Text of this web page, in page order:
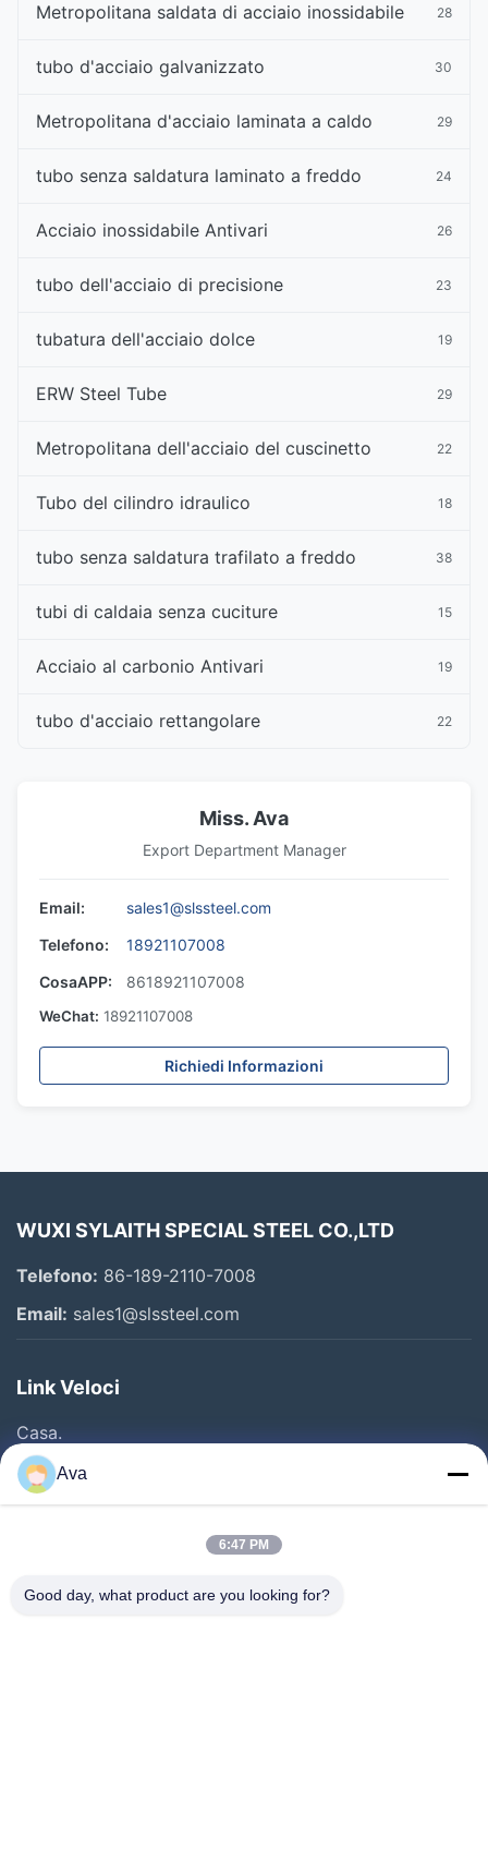
Metropolitana saldata di acciaio inossidabile 28
tubo d'acciaio galvanizzato 30
Metropolitana d'acciaio laminata a caldo 29
tubo senza saldatura laminato a freddo 24
Acciaio inossidabile Antivari 26
tubo dell'acciaio di precisione 23
tubatura dell'acciaio dolce 19
ERW Steel Tube 29
Metropolitana dell'acciaio del cuscinetto 22
Tubo del cilindro idraulico 18
tubo senza saldatura trafilato a freddo 38
tubi di caldaia senza cuciture 15
Acciaio al carbonio Antivari 19
tubo d'acciaio rettangolare 22
Miss. Ava
Export Department Manager
Email:
sales1@slssteel.com
Telefono:
18921107008
CosaAPP:
8618921107008
WeChat: 18921107008
Richiedi Informazioni
WUXI SYLAITH SPECIAL STEEL CO.,LTD
Telefono: 86-189-2110-7008
Email: sales1@slssteel.com
Link Veloci
Casa.
Prodotti
Video
Visita Alla Fabbrica
Ava
6:47 PM
Good day, what product are you looking for?